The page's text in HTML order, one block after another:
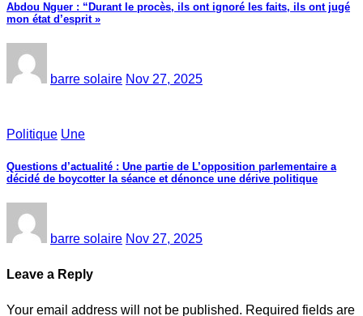
Abdou Nguer : “Durant le procès, ils ont ignoré les faits, ils ont jugé
mon état d’esprit »
barre solaire Nov 27, 2025
Politique Une
Questions d’actualité : Une partie de L’opposition parlementaire a
décidé de boycotter la séance et dénonce une dérive politique
barre solaire Nov 27, 2025
Leave a Reply
Your email address will not be published. Required fields are